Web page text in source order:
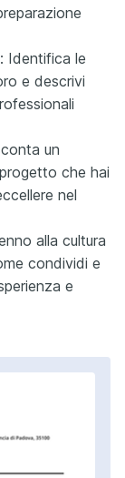
Identifica le
e descrivi
un
che hai
nel
alla cultura
condividi e
e